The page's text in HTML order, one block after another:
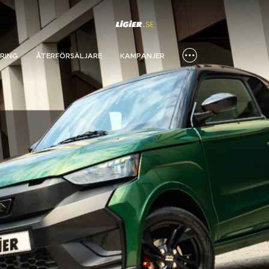
ÅTERFÖRSÄLJARE KAMPANJER